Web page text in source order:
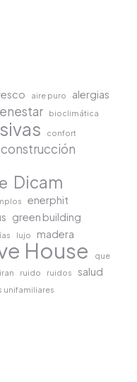
aire puro alergias
bioclimática
confort
construcción
Dicam
enerphit
green building
lujo madera
House
que
ruido ruidos salud
unifamiliares